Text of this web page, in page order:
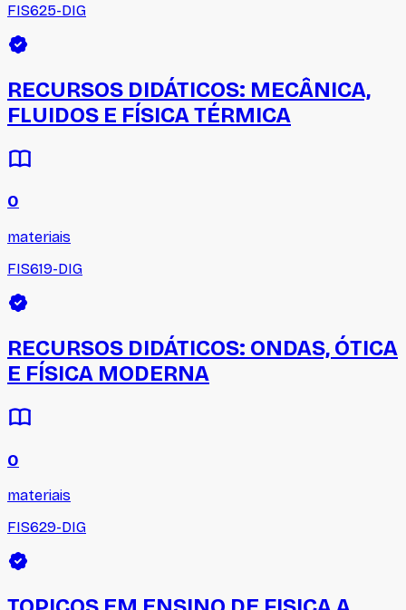
FIS625-DIG
RECURSOS DIDÁTICOS: MECÂNICA,
FLUIDOS E FÍSICA TÉRMICA
0
materiais
FIS619-DIG
RECURSOS DIDÁTICOS: ONDAS, ÓTICA
E FÍSICA MODERNA
0
materiais
FIS629-DIG